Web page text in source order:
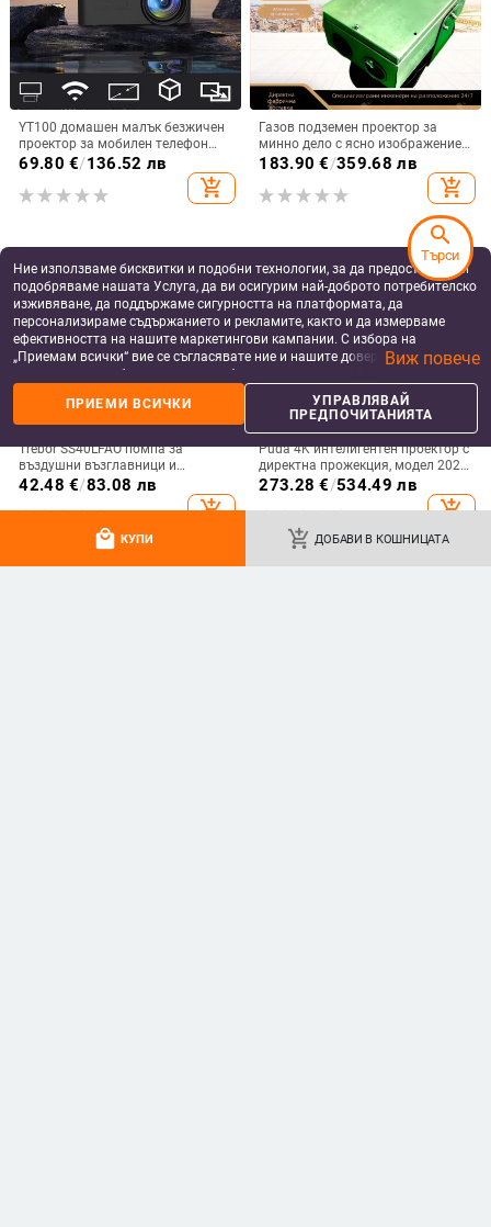
local_mall КУПИ add_shopping_cart ДОБАВИ В КОШНИЦАТА
YT100 домашен малък безжичен
проектор за мобилен телефон
външен проектор, акумулаторно
69.80 €/136.52 лв
add_shopping_cart
Газов подземен проектор за
минно дело с ясно изображение,
дълъг живот на батерията и
183.90 €/359.68 лв
add_shopping_cart
Trebor SS40LFAO помпа за
въздушни възглавници и
проектор с интелигентна
42.48 €/83.08 лв
add_shopping_cart
Puda 4K интелигентен проектор с
директна прожекция, модел 2025,
55W, Guangdong
273.28 €/534.49 лв
add_shopping_cart
Ние използваме бисквитки и подобни технологии, за да предоставяме и
подобряваме нашата Услуга, да ви осигурим най-доброто потребителско
изживяване, да поддържаме сигурността на платформата, да
персонализираме съдържанието и рекламите, както и да измерваме
ефективността на нашите маркетингови кампании. С избора на
„Приемам всички“ вие се съгласявате ние и нашите доверени партньори
да съхраняваме бисквитки и подобни технологии на вашето устройство
за рекламни и аналитични цели. Можете по всяко време да управлявате
своите предпочитания, като натиснете „Управлявай предпочитанията“.
За повече информация, моля, вижте нашата
данните.
Виж повече
ПРИЕМИ ВСИЧКИ
УПРАВЛЯВАЙ
ПРЕДПОЧИТАНИЯТА
search
Търси